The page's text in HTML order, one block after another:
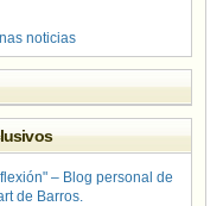
noticias
– Blog personal de
de Barros.